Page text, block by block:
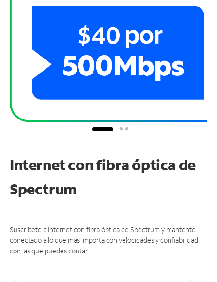
Internet con fibra óptica de
Spectrum
Suscríbete a Internet con fibra óptica de Spectrum y mantente
conectado a lo que más importa con velocidades y confiabilidad
con las que puedes contar.